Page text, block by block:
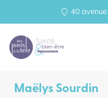
40 avenue
Maëlys Sourdin